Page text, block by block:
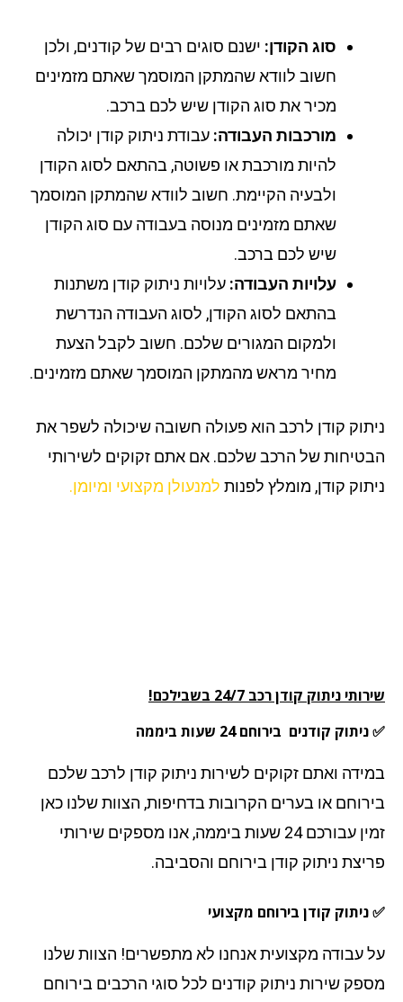
סוג הקודן:ישנם סוגים רבים של קודנים, ולכן
חשוב לוודא שהמתקן המוסמך שאתם מזמינים
מכיר את סוג הקודן שיש לכם ברכב.
מורכבות העבודה:עבודת ניתוק קודן יכולה
להיות מורכבת או פשוטה, בהתאם לסוג הקודן
ולבעיה הקיימת. חשוב לוודא שהמתקן המוסמך
שאתם מזמינים מנוסה בעבודה עם סוג הקודן
שיש לכם ברכב.
עלויות העבודה:עלויות ניתוק קודן משתנות
בהתאם לסוג הקודן, לסוג העבודה הנדרשת
ולמקום המגורים שלכם. חשוב לקבל הצעת
מחיר מראש מהמתקן המוסמך שאתם מזמינים.
קודן לרכב הוא פעולה חשובה שיכולה לשפר את
של הרכב שלכם. אם אתם זקוקים לשירותי
קודן, מומלץ לפנותלמנעולן מקצועי ומיומן.
ניתוק קודן רכב 24/7 בשבילכם!
קודנים בירוחם 24 שעות ביממה
ואתם זקוקים לשירות ניתוק קודן לרכב שלכם
או בערים הקרובות בדחיפות, הצוות שלנו כאן
זמין עבורכם 24 שעות ביממה, אנו מספקים שירותי
ניתוק קודן בירוחם והסביבה.
קודן בירוחם מקצועי
עבודה מקצועית אנחנו לא מתפשרים! הצוות שלנו
שירות ניתוק קודנים לכל סוגי הרכבים בירוחם